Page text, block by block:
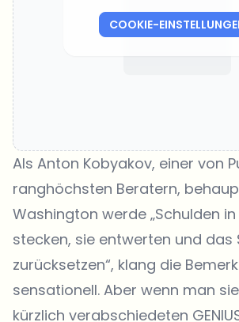
COOKIE-
Als Anton Kobyakov, einer von
ranghöchsten Beratern,
Washington werde „Schulden
stecken, sie entwerten und das
zurücksetzen“, klang die
sensationell. Aber wenn man
kürzlich verabschiedeten